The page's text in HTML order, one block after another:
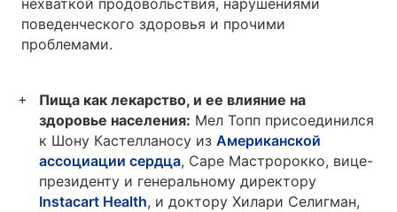
нехваткой продовольствия, нарушениями
поведенческого здоровья и прочими
проблемами.
Пища как лекарство, и ее влияние на
здоровье населения: Мел Топп присоединился
к Шону Кастелланосу из Американской
ассоциации сердца, Саре Мастророкко, вице-
президенту и генеральному директору
Instacart Health, и доктору Хилари Селигман,